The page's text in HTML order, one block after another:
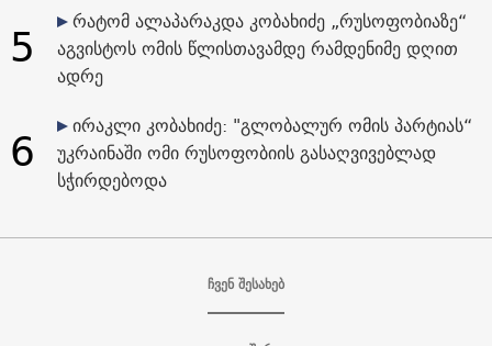
5
რატომ ალაპარაკდა კობახიძე „რუსოფობიაზე“
აგვისტოს ომის წლისთავამდე რამდენიმე დღით
ადრე
6
ირაკლი კობახიძე: "გლობალურ ომის პარტიას“
უკრაინაში ომი რუსოფობიის გასაღვივებლად
სჭირდებოდა
ჩვენ შესახებ